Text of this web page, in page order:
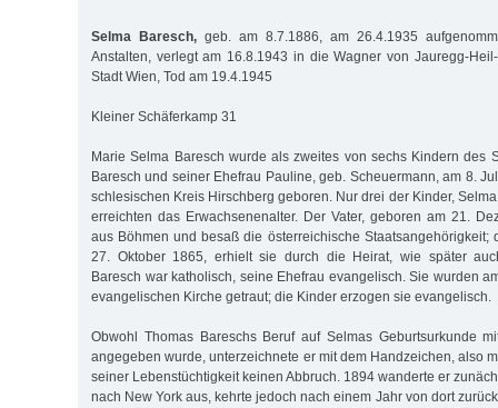
Selma Baresch, geb. am 8.7.1886, am 26.4.1935
Anstalten, verlegt am 16.8.1943 in die Wagner von Jauregg-
Stadt Wien, Tod am 19.4.1945
Kleiner Schäferkamp 31
Marie Selma Baresch wurde als zweites von sechs Kindern des
Baresch und seiner Ehefrau Pauline, geb. Scheuermann, am 8.
schlesischen Kreis Hirschberg geboren. Nur drei der Kinder,
erreichten das Erwachsenenalter. Der Vater, geboren am 21.
aus Böhmen und besaß die österreichische Staatsangehörigkeit;
27. Oktober 1865, erhielt sie durch die Heirat, wie später
Baresch war katholisch, seine Ehefrau evangelisch. Sie wurden
evangelischen Kirche getraut; die Kinder erzogen sie evangelisch.
Obwohl Thomas Bareschs Beruf auf Selmas Geburtsurkunde
angegeben wurde, unterzeichnete er mit dem Handzeichen, also
seiner Lebenstüchtigkeit keinen Abbruch. 1894 wanderte er
nach New York aus, kehrte jedoch nach einem Jahr von dort